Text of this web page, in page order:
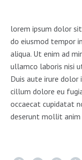
lorem ipsum dolor
do eiusmod tempor
aliqua. Ut enim ad
ullamco laboris nisi
Duis aute irure
cillum dolore eu
occaecat cupidatat
deserunt mollit anim